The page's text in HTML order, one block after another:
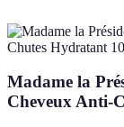
Madame la
Cheveux Anti-